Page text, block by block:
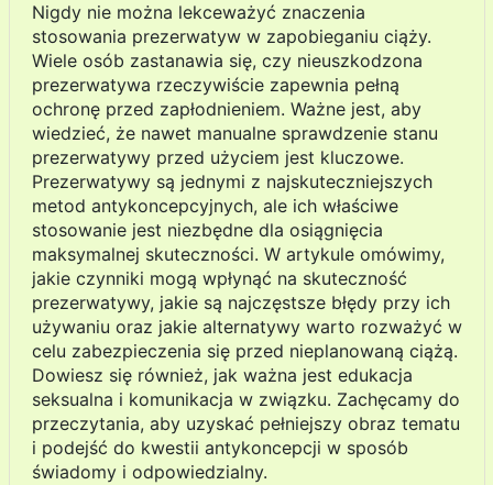
Nigdy nie można lekceważyć znaczenia
stosowania prezerwatyw w zapobieganiu ciąży.
Wiele osób zastanawia się, czy nieuszkodzona
prezerwatywa rzeczywiście zapewnia pełną
ochronę przed zapłodnieniem. Ważne jest, aby
wiedzieć, że nawet manualne sprawdzenie stanu
prezerwatywy przed użyciem jest kluczowe.
Prezerwatywy są jednymi z najskuteczniejszych
metod antykoncepcyjnych, ale ich właściwe
stosowanie jest niezbędne dla osiągnięcia
maksymalnej skuteczności. W artykule omówimy,
jakie czynniki mogą wpłynąć na skuteczność
prezerwatywy, jakie są najczęstsze błędy przy ich
używaniu oraz jakie alternatywy warto rozważyć w
celu zabezpieczenia się przed nieplanowaną ciążą.
Dowiesz się również, jak ważna jest edukacja
seksualna i komunikacja w związku. Zachęcamy do
przeczytania, aby uzyskać pełniejszy obraz tematu
i podejść do kwestii antykoncepcji w sposób
świadomy i odpowiedzialny.